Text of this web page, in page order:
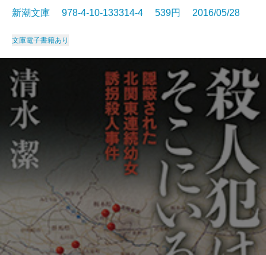
新潮文庫 978-4-10-133314-4 539円 2016/05/28
文庫電子書籍あり